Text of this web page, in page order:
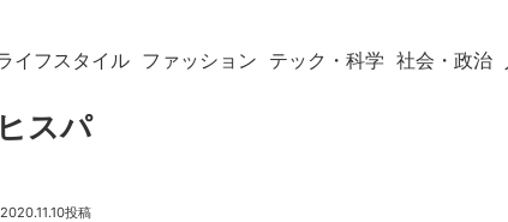
イフスタイル ファッション テック・科学 社会・政治
スパ
2020.11.10